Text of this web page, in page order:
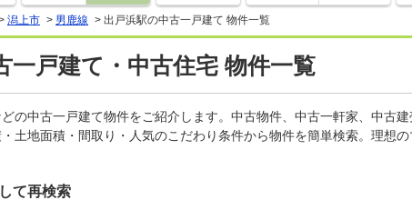
潟上市 > 男鹿線 > 出戸浜駅の中古一戸建て 物件一覧
一戸建て・中古住宅 物件一覧
の中古一戸建て物件をご紹介します。中古物件、中古一軒家、中古
土地面積・間取り・人気のこだわり条件から物件を簡単検索。理想
て再検索